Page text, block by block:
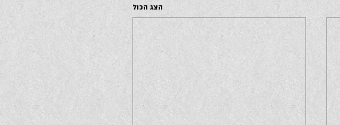
הצג הכול